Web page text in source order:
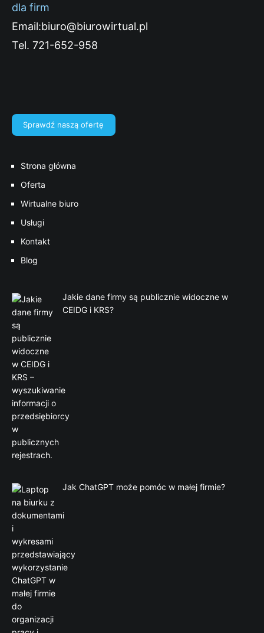
dla firm
Email:biuro@biurowirtual.pl
Tel. 721-652-958
Sprawdź naszą ofertę
Strona główna
Oferta
Wirtualne biuro
Usługi
Kontakt
Blog
Jakie dane firmy są publicznie widoczne w
CEIDG i KRS?
Jak ChatGPT może pomóc w małej firmie?